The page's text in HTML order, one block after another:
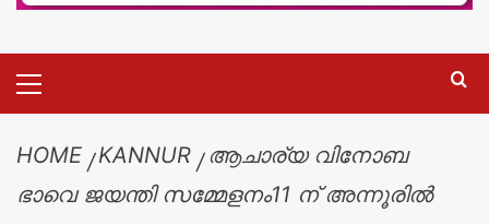
HOME KANNUR
ആചാര്യ വിനോബ
ഭാവെ ജയന്തി സമ്മേളനം11 ന് അന്നൂരിൽ